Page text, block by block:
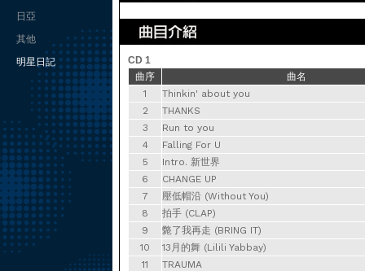
日亞
其他
明星日記
CD 1
曲序
曲名
1
Thinkin' about you
2
THANKS
3
Run to you
4
Falling For U
5
Intro. 新世界
6
CHANGE UP
7
壓低帽沿 (Without You)
8
拍手 (CLAP)
9
斃了我再走 (BRING IT)
10
13月的舞 (Lilili Yabbay)
11
TRAUMA